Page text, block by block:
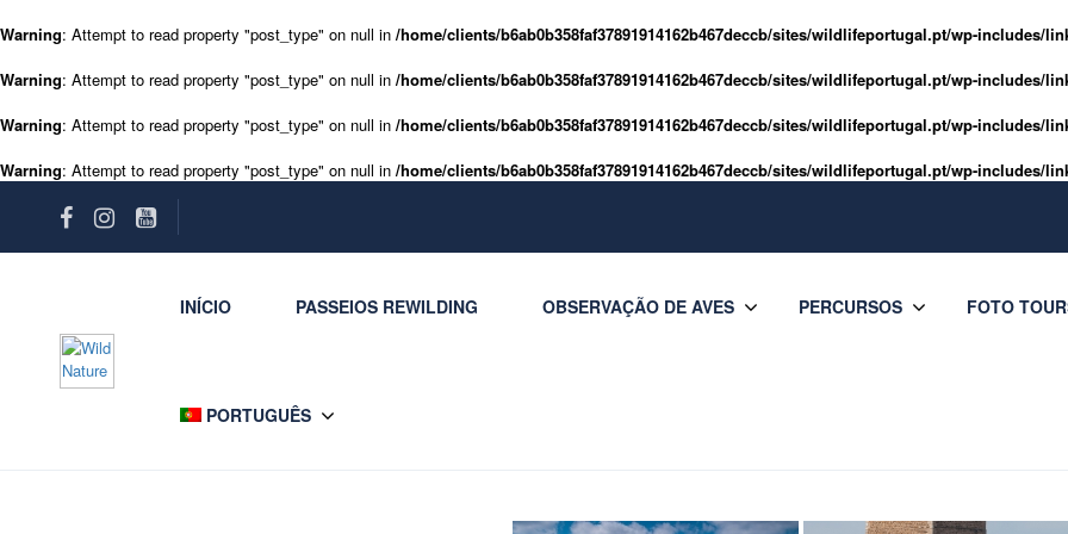
Warning: Attempt to read property "post_type" on null in /home/clients/b6ab0b358faf37891914162b467deccb/sites/wildlifeportugal.pt/wp-includes/
Warning: Attempt to read property "post_type" on null in /home/clients/b6ab0b358faf37891914162b467deccb/sites/wildlifeportugal.pt/wp-includes/
Warning: Attempt to read property "post_type" on null in /home/clients/b6ab0b358faf37891914162b467deccb/sites/wildlifeportugal.pt/wp-includes/
Warning: Attempt to read property "post_type" on null in /home/clients/b6ab0b358faf37891914162b467deccb/sites/wildlifeportugal.pt/wp-includes/
INÍCIO PASSEIOS REWILDING OBSERVAÇÃO DE AVES PERCURSOS FOTO
PORTUGUÊS